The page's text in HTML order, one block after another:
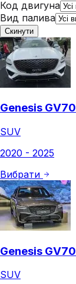
Код двигуна
Вид палива
Скинути
Genesis GV70
SUV
2020 - 2025
Вибрати
Genesis
SUV